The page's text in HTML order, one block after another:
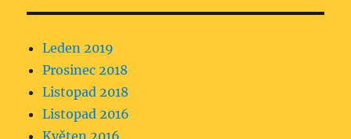
Leden 2019
Prosinec 2018
Listopad 2018
Listopad 2016